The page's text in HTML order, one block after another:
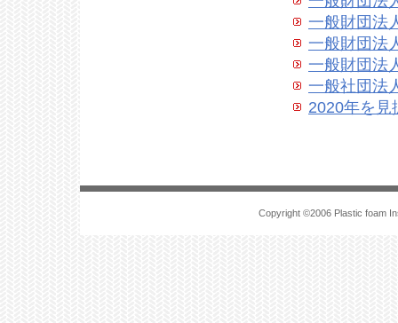
一般財団
一般財団
一般財団
一般社団
2020年を
Copyright ©2006 Plastic foam